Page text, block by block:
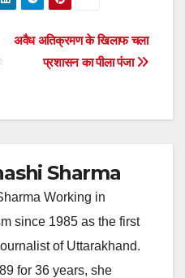
अवैध अतिक्रमण के खिलाफ चला
प्रशासन का पीला पंजा
Sharma
Working in
since 1985 as the first
of Uttarakhand.
for 36 years, she